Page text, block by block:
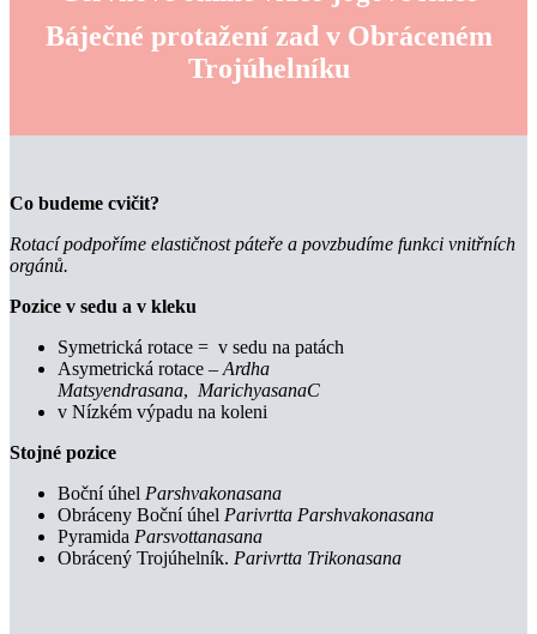
Báječné protažení zad v Obráceném
Trojúhelníku
Co budeme cvičit?
Rotací podpoříme elastičnost páteře a povzbudíme funkci vnitřních
orgánů.
Pozice v sedu a v kleku
Symetrická rotace = v sedu na patách
Asymetrická rotace – Ardha
Matsyendrasana, MarichyasanaC
v Nízkém výpadu na koleni
Stojné pozice
Boční úhel Parshvakonasana
Obráceny Boční úhel Parivrtta Parshvakonasana
Pyramida Parsvottanasana
Obrácený Trojúhelník. Parivrtta Trikonasana